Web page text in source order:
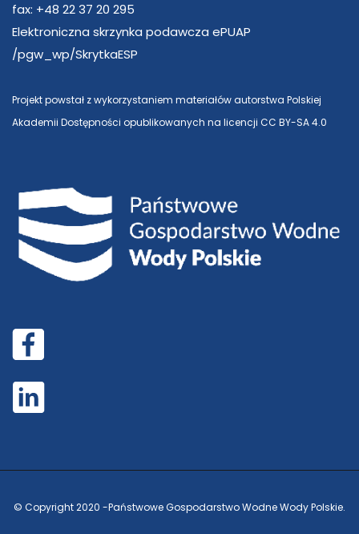
fax: +48 22 37 20 295
Elektroniczna skrzynka podawcza ePUAP
/pgw_wp/SkrytkaESP
Projekt powstał z wykorzystaniem materiałów autorstwa Polskiej
Akademii Dostępności opublikowanych na licencji CC BY-SA 4.0
© Copyright 2020 -Państwowe Gospodarstwo Wodne Wody Polskie.